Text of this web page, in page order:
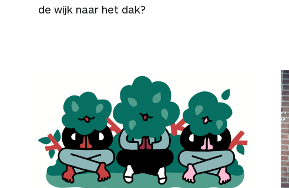
de wijk naar het dak?
GESPREKSTIPS